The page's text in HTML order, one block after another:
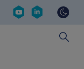
Social